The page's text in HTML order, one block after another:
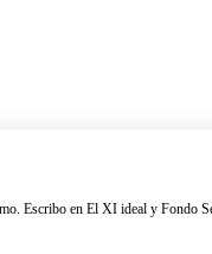
Escribo en El XI ideal y Fondo